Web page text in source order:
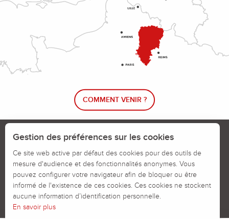
COMMENT VENIR ?
Le blog rando !
Calendrier des jours chassés
Signaler un problème sur un parcours
Politiques des Cookies Mentions légales
Gestion des préférences sur les cookies
Ce site web active par défaut des cookies pour des outils de
mesure d'audience et des fonctionnalités anonymes. Vous
pouvez configurer votre navigateur afin de bloquer ou être
informé de l'existence de ces cookies. Ces cookies ne stockent
aucune information d’identification personnelle.
En savoir plus